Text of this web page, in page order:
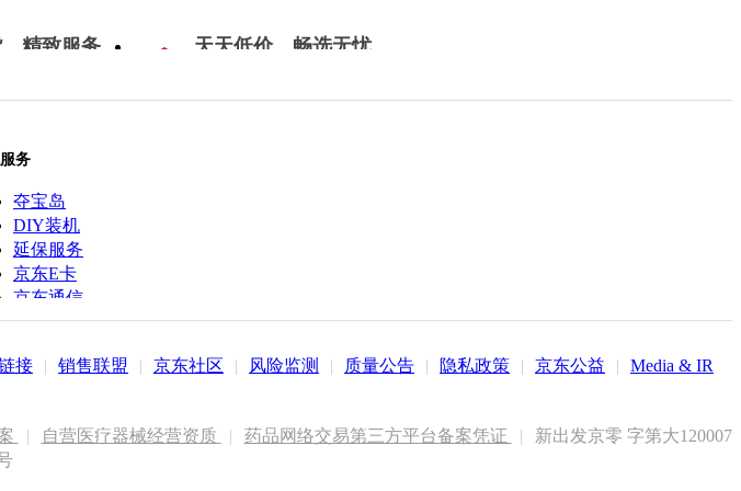
精致服务 天天低价，畅选无忧
务
夺宝岛
DIY装机
延保服务
京东E卡
京东通信
京鱼座智能
接 | 销售联盟 | 京东社区 | 风险监测 | 质量公告 | 隐私政策 | 京东公益 | Media & IR
| 自营医疗器械经营资质 | 药品网络交易第三方平台备案凭证 |
新出发京零 字第大120007